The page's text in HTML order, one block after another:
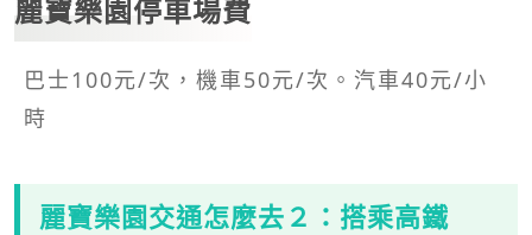
麗寶樂園停車場費
巴士100元/次，機車50元/次。汽車40元/小
時
麗寶樂園交通怎麼去２：搭乘高鐵